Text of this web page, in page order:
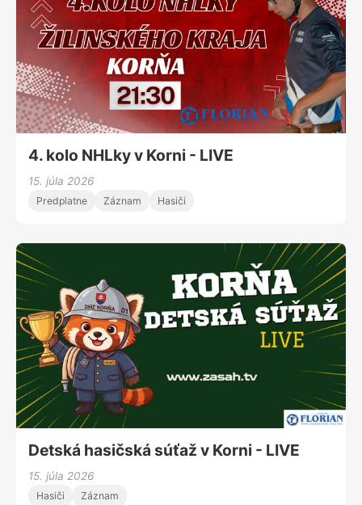
4. kolo NHLky v Korni - LIVE
15. júla 2026
Predplatne Záznam Hasiči
Detská hasičská súťaž v Korni - LIVE
15. júla 2026
Hasiči Záznam